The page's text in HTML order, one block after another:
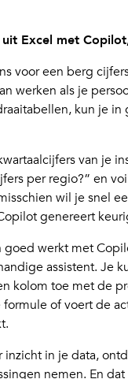
uit Excel met
voor een berg
werken als je
kun je
van je
per regio?” en
wil je snel
genereert
goed werkt met
assistent. Je
kolom toe met de
of voert de
inzicht in je data,
nemen. En